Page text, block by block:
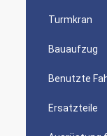
Turmkran
Bauaufzug
Benutzte
Ersatzteile